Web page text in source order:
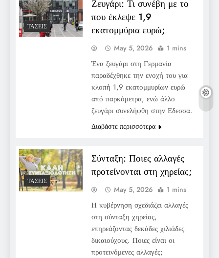
ΤΆΣΕΙΣ
Ζευγάρι: Τι συνέβη με το
που έκλεψε 1,9
εκατομμύρια ευρώ;
May 5, 2026 1 mins
Ένα ζευγάρι στη Γερμανία
παραδέχθηκε την ενοχή του για
κλοπή 1,9 εκατομμυρίων ευρώ
από παρκόμετρα, ενώ άλλο
ζευγάρι συνελήφθη στην Εδεσσα.
Διαβάστε περισσότερα
ΤΆΣΕΙΣ
Σύνταξη: Ποιες αλλαγές
προτείνονται στη χηρείας;
May 5, 2026 1 mins
Η κυβέρνηση σχεδιάζει αλλαγές
στη σύνταξη χηρείας,
επηρεάζοντας δεκάδες χιλιάδες
δικαιούχους. Ποιες είναι οι
προτεινόμενες αλλαγές;